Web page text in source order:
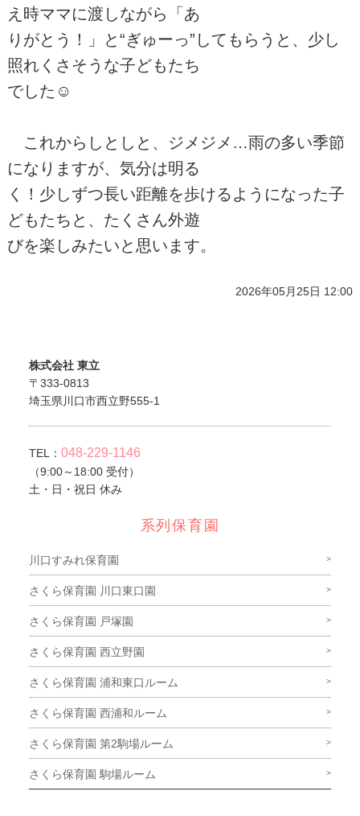
え時ママに渡しながら「あ
りがとう！」と“ぎゅーっ”してもらうと、少し
照れくさそうな子どもたち
でした☺
これからしとしと、ジメジメ…雨の多い季節
になりますが、気分は明る
く！少しずつ長い距離を歩けるようになった子
どもたちと、たくさん外遊
びを楽しみたいと思います。
2026年05月25日 12:00
株式会社 東立
〒333-0813
埼玉県川口市西立野555-1
TEL： 048-229-1146
（9:00～18:00 受付）
土・日・祝日 休み
系列保育園
川口すみれ保育園
さくら保育園 川口東口園
さくら保育園 戸塚園
さくら保育園 西立野園
さくら保育園 浦和東口ルーム
さくら保育園 西浦和ルーム
さくら保育園 第2駒場ルーム
さくら保育園 駒場ルーム